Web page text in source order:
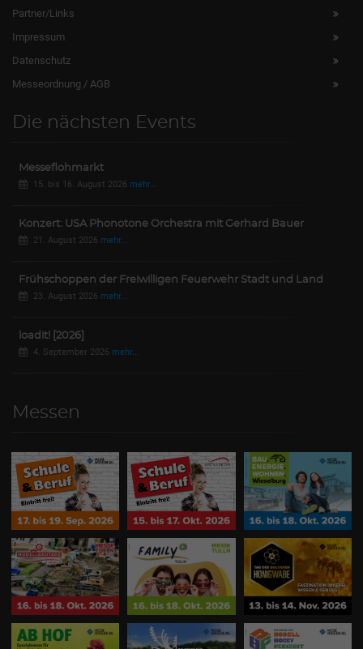
Partner/Links
Impressum
Datenschutz
Messeordnung / AGB
Die nächsten Events
Messeflohmarkt
15. bis 16. August 2026 mehr...
Konzert: USA Phonotone Orchestra mit Gerhard Bauer
21. August 2026 mehr...
Frühschoppen der Freiwilligen Feuerwehr Stadt und Land
23. August 2026 mehr...
loadit! [2026]
4. September 2026 mehr...
Messen